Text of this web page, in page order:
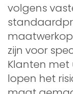
volgens
zijn voor
Klanten met
lopen het